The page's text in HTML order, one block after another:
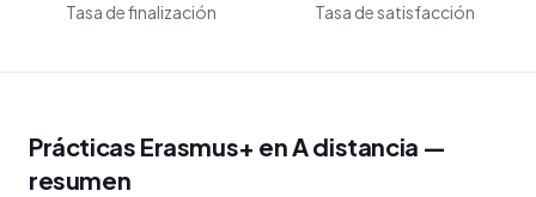
Tasa de finalización Tasa de satisfacción
Prácticas Erasmus+ en A distancia —
resumen